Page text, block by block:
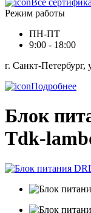
Все
Режим работы
ПН-ПТ
9:00 - 18:00
г. Санкт-
Подробнее
Блок
Tdk-